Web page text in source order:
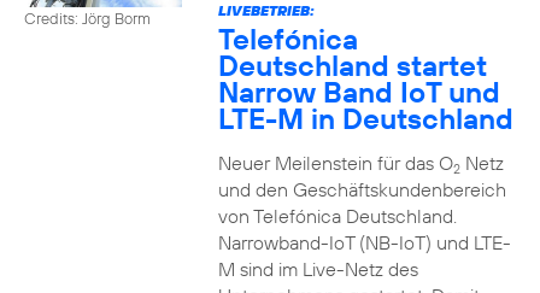
Credits: Jörg Borm
LIVEBETRIEB:
Telefónica
Deutschland startet
Narrow Band IoT und
LTE-M in Deutschland
Neuer Meilenstein für das O2Netz
und den Geschäftskundenbereich
von Telefónica Deutschland.
Narrowband-IoT (NB-IoT) und LTE-
M sind im Live-Netz des